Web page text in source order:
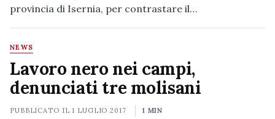
provincia di Isernia, per contrastare il…
NEWS
Lavoro nero nei campi,
denunciati tre molisani
PUBBLICATO IL1 LUGLIO 2017 1 MIN